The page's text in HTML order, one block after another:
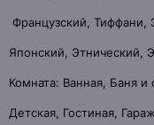
Французский,
Японский, Этнический,
Комната: Ванная, Баня и
Детская, Гостиная,